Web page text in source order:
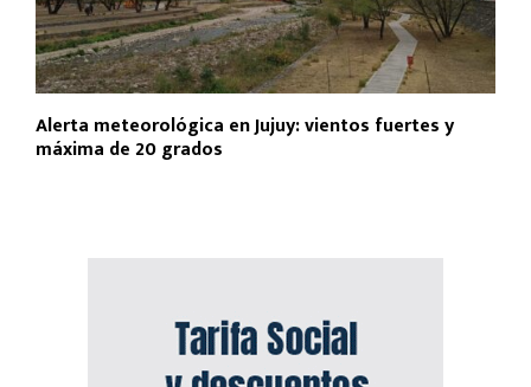
Alerta meteorológica en Jujuy: vientos fuertes y
máxima de 20 grados